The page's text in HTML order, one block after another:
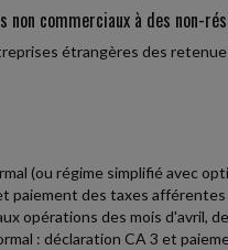
non commerciaux à des non-
étrangères des
(ou régime simplifié avec
paiement des taxes afférentes
opérations des mois d'avril,
: déclaration CA 3 et